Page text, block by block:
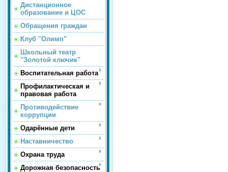
Дистанционное
образование и ЦОС
Обращения граждан
Клуб "Олимп"
Школьный театр
"Золотой ключик"
Воспитательная работа
Профилактическая и
правовая работа
Противодействие
коррупции
Одарённые дети
Наставничество
Охрана труда
Дорожная безопасность